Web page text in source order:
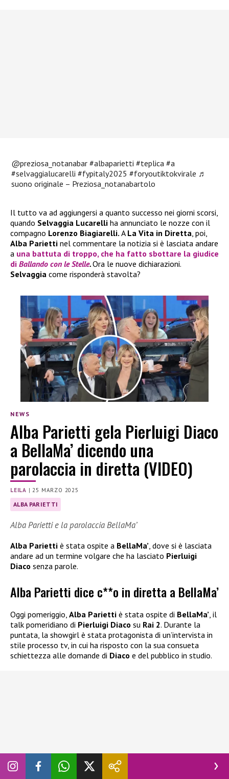
@preziosa_notanabar #albaparietti #teplica #a
#selvaggialucarelli #fypitaly2025 #foryoutiktokvirale ♬
suono originale – Preziosa_notanabartolo
Il tutto va ad aggiungersi a quanto successo nei giorni scorsi,
quando Selvaggia Lucarelli ha annunciato le nozze con il
compagno Lorenzo Biagiarelli. A La Vita in Diretta , poi,
Alba Parietti nel commentare la notizia si è lasciata andare
a una battuta di troppo, che ha fatto sbottare la giudice
di Ballando con le Stelle.Ora le nuove dichiarazioni.
Selvaggia come risponderà stavolta?
NEWS
Alba Parietti gela Pierluigi Diaco
a BellaMa’ dicendo una
parolaccia in diretta (VIDEO)
LEILA |25 MARZO 2025
ALBA PARIETTI
Alba Parietti e la parolaccia BellaMa’
Alba Parietti è stata ospite a BellaMa’, dove si è lasciata
andare ad un termine volgare che ha lasciato Pierluigi
Diaco senza parole.
Alba Parietti dice c**o in diretta a BellaMa’
Oggi pomeriggio, Alba Parietti è stata ospite di BellaMa’, il
talk pomeridiano di Pierluigi Diaco su Rai 2. Durante la
puntata, la showgirl è stata protagonista di un’intervista in
stile processo tv, in cui ha risposto con la sua consueta
schiettezza alle domande di Diaco e del pubblico in studio.